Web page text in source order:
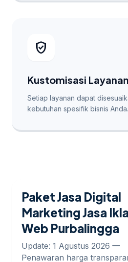
verified_user
Kustomisasi Layanan
Setiap layanan dapat
kebutuhan spesifik bisnis Anda.
Paket Jasa Digital
Marketing Jasa
Web Purbalingga
Update: 1 Agustus 2026 —
Penawaran harga